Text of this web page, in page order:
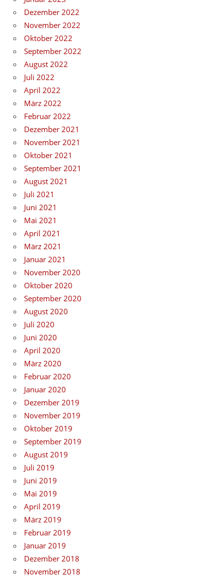
Dezember 2022
November 2022
Oktober 2022
September 2022
August 2022
Juli 2022
April 2022
März 2022
Februar 2022
Dezember 2021
November 2021
Oktober 2021
September 2021
August 2021
Juli 2021
Juni 2021
Mai 2021
April 2021
März 2021
Januar 2021
November 2020
Oktober 2020
September 2020
August 2020
Juli 2020
Juni 2020
April 2020
März 2020
Februar 2020
Januar 2020
Dezember 2019
November 2019
Oktober 2019
September 2019
August 2019
Juli 2019
Juni 2019
Mai 2019
April 2019
März 2019
Februar 2019
Januar 2019
Dezember 2018
November 2018